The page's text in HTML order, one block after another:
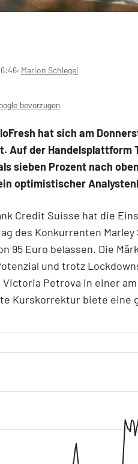
‧ Marion Schlegel
bevorzugen
hat sich am
Auf der Handelsplattform
sieben Prozent nach
optimistischer
Credit Suisse hat die
des Konkurrenten Marley
95 Euro belassen. Die
und trotz
Petrova in einer
Kurskorrektur biete eine